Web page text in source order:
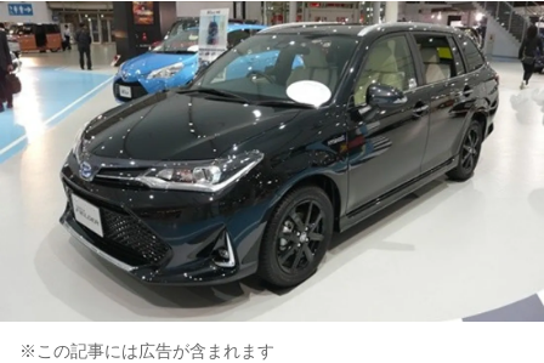
※この記事には広告が含まれます